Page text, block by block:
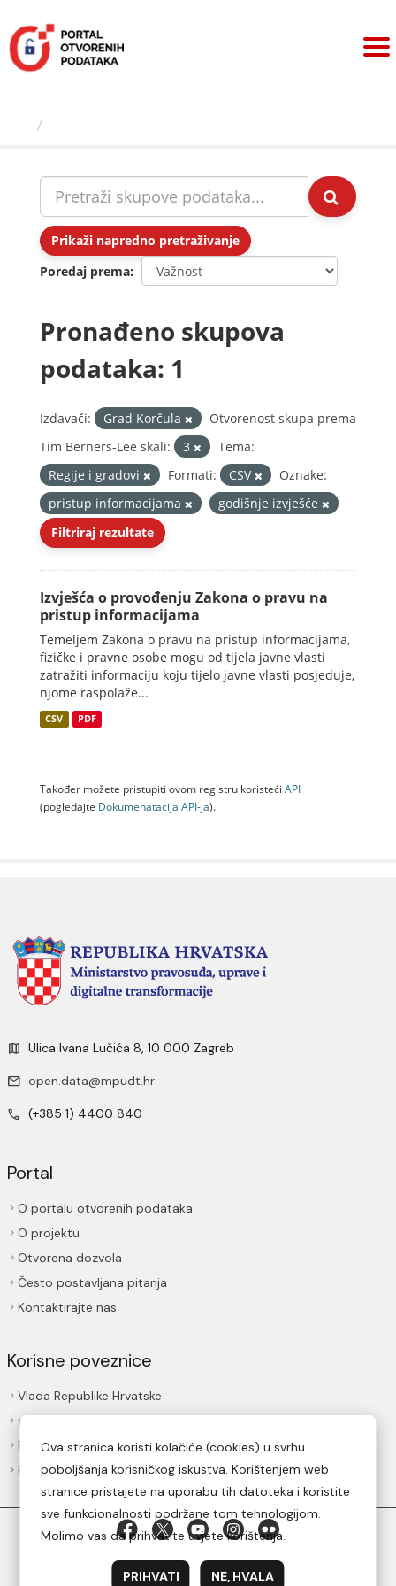
sadržaj
Prikaži napredno pretraživanje
Poredaj prema
Pronađeno skupova
podataka: 1
Izdavači: Grad Korčula
Otvorenost skupa prema
Tim Berners-Lee skali:
3
Tema:
Regije i gradovi
Formati: CSV
Oznake:
pristup informacijama
godišnje izvješće
Filtriraj rezultate
Izvješća o provođenju Zakona o pravu na
pristup informacijama
Temeljem Zakona o pravu na pristup informacijama,
fizičke i pravne osobe mogu od tijela javne vlasti
zatražiti informaciju koju tijelo javne vlasti posjeduje,
njome raspolaže...
CSV PDF
Također možete pristupiti ovom registru koristeći API
(pogledajte Dokumenаtаcijа API-jа).